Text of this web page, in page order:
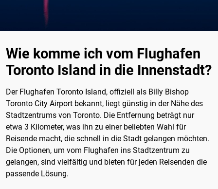
Wie komme ich vom Flughafen
Toronto Island in die Innenstadt?
Der Flughafen Toronto Island, offiziell als Billy Bishop
Toronto City Airport bekannt, liegt günstig in der Nähe des
Stadtzentrums von Toronto. Die Entfernung beträgt nur
etwa 3 Kilometer, was ihn zu einer beliebten Wahl für
Reisende macht, die schnell in die Stadt gelangen möchten.
Die Optionen, um vom Flughafen ins Stadtzentrum zu
gelangen, sind vielfältig und bieten für jeden Reisenden die
passende Lösung.